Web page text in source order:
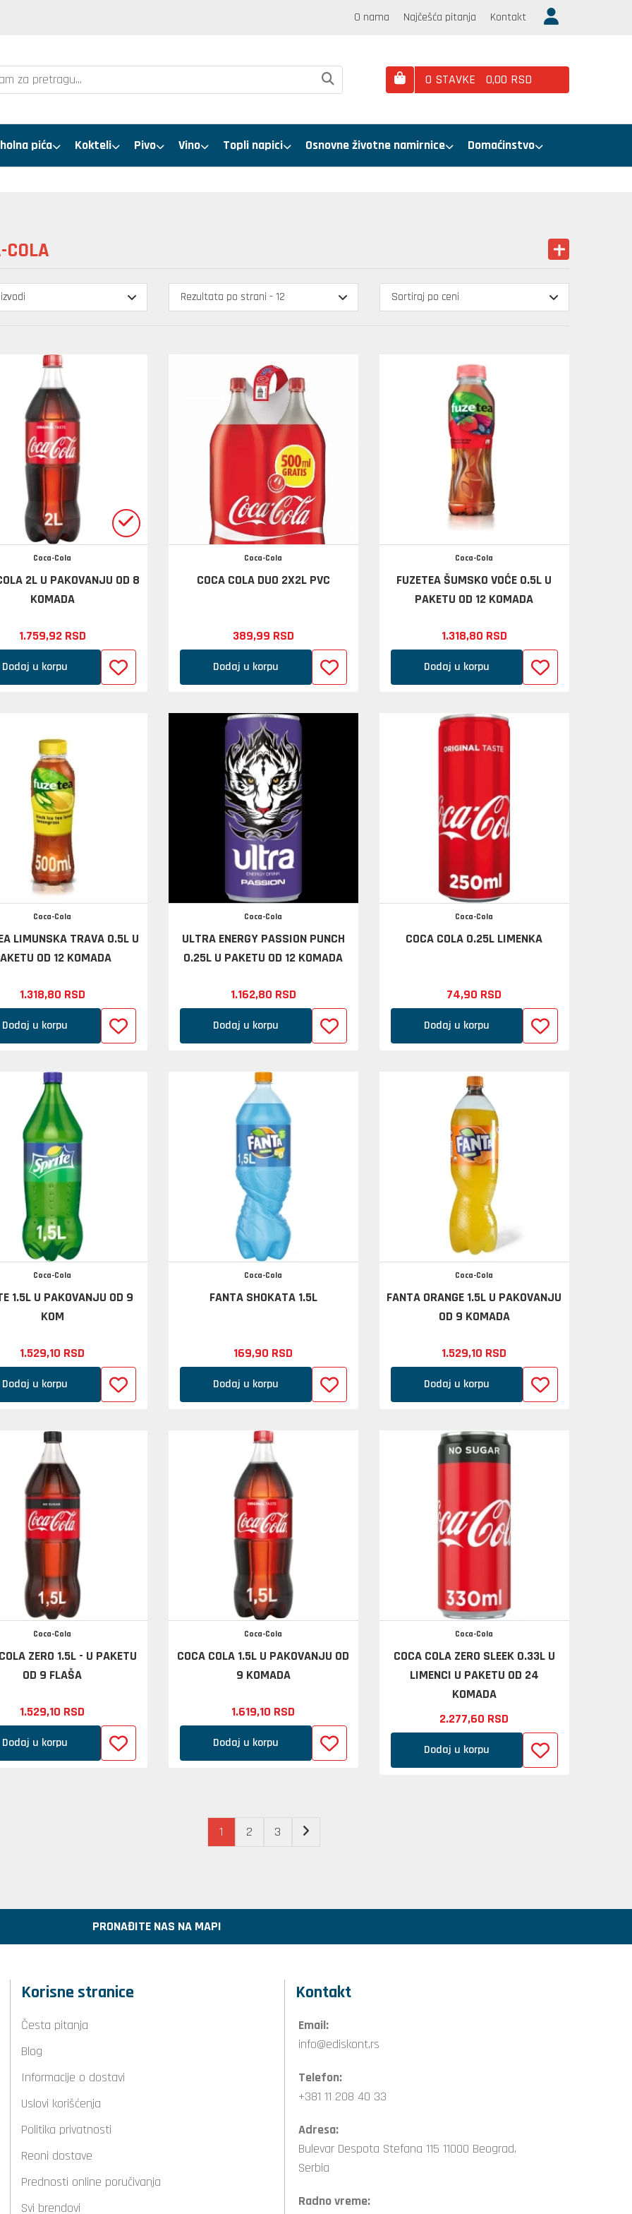
O nama Najčešća pitanja Kontakt
0 STAVKE 0,00 RSD
pića Kokteli Pivo Vino Topli napici Osnovne životne namirnice Domaćinstvo
COLA
Coca-Cola
2L U PAKOVANJU OD 8
KOMADA
1.759,92 RSD
Dodaj u korpu
Coca-Cola
COCA COLA DUO 2X2L PVC
389,99 RSD
Dodaj u korpu
Coca-Cola
FUZETEA ŠUMSKO VOĆE 0.5L U
PAKETU OD 12 KOMADA
1.318,80 RSD
Dodaj u korpu
Coca-Cola
LIMUNSKA TRAVA 0.5L U
OD 12 KOMADA
1.318,80 RSD
Dodaj u korpu
Coca-Cola
ULTRA ENERGY PASSION PUNCH
0.25L U PAKETU OD 12 KOMADA
1.162,80 RSD
Dodaj u korpu
Coca-Cola
COCA COLA 0.25L LIMENKA
74,90 RSD
Dodaj u korpu
Coca-Cola
1.5L U PAKOVANJU OD 9
KOM
1.529,10 RSD
Dodaj u korpu
Coca-Cola
FANTA SHOKATA 1.5L
169,90 RSD
Dodaj u korpu
Coca-Cola
FANTA ORANGE 1.5L U PAKOVANJU
OD 9 KOMADA
1.529,10 RSD
Dodaj u korpu
Coca-Cola
ZERO 1.5L - U PAKETU
OD 9 FLAŠA
1.529,10 RSD
Dodaj u korpu
Coca-Cola
COCA COLA 1.5L U PAKOVANJU OD
9 KOMADA
1.619,10 RSD
Dodaj u korpu
Coca-Cola
COCA COLA ZERO SLEEK 0.33L U
LIMENCI U PAKETU OD 24
KOMADA
2.277,60 RSD
Dodaj u korpu
1 2 3
PRONAĐITE NAS NA MAPI
Korisne stranice
Česta pitanja
Blog
Informacije o dostavi
Uslovi korišćenja
Politika privatnosti
Reoni dostave
Prednosti online poručivanja
Svi brendovi
Kontakt
Email:
info@ediskont.rs
Telefon:
+381 11 208 40 33
Adresa:
Bulevar Despota Stefana 115 11000 Beograd,
Serbia
Radno vreme: